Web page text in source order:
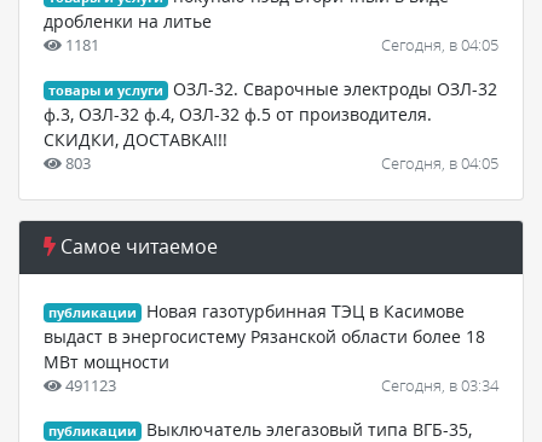
дробленки на литье
1181 Сегодня, в 04:05
товары и услуги
ОЗЛ-32. Сварочные электроды ОЗЛ-32
ф.3, ОЗЛ-32 ф.4, ОЗЛ-32 ф.5 от производителя.
СКИДКИ, ДОСТАВКА!!!
803 Сегодня, в 04:05
Самое читаемое
публикации
Новая газотурбинная ТЭЦ в Касимове
выдаст в энергосистему Рязанской области более 18
МВт мощности
491123 Сегодня, в 03:34
публикации
Выключатель элегазовый типа ВГБ-35,